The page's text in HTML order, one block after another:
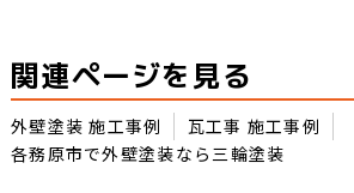
関連ページを見る
外壁塗装 施工事例
瓦工事 施工事例
各務原市で外壁塗装なら三輪塗装